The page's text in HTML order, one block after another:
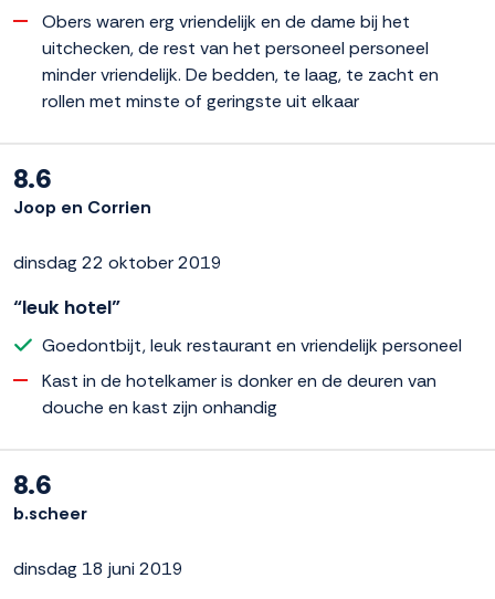
Obers waren erg vriendelijk en de dame bij het
uitchecken, de rest van het personeel personeel
minder vriendelijk. De bedden, te laag, te zacht en
rollen met minste of geringste uit elkaar
8.6
Joop en Corrien
dinsdag 22 oktober 2019
“leuk hotel”
Goedontbijt, leuk restaurant en vriendelijk personeel
Kast in de hotelkamer is donker en de deuren van
douche en kast zijn onhandig
8.6
b.scheer
dinsdag 18 juni 2019